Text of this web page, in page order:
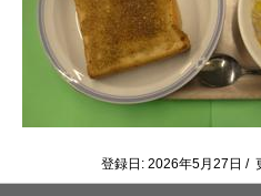
登録日: 2026年5月27日 /